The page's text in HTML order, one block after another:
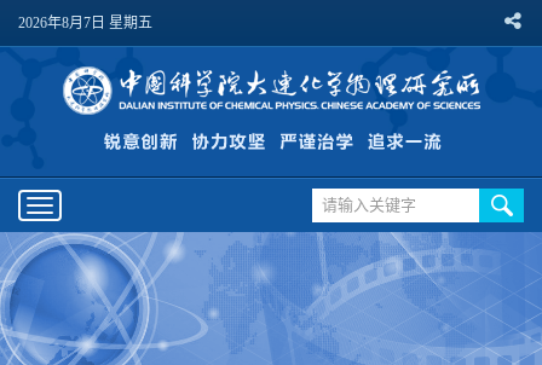
2026年8月7日 星期五
Toggle
navigation